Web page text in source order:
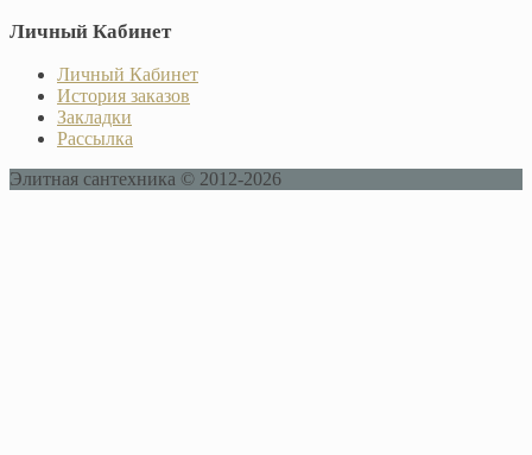
Личный Кабинет
Личный Кабинет
История заказов
Закладки
Рассылка
Элитная сантехника © 2012-2026